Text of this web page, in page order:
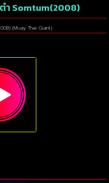
ำ Somtum(2008)
(Muay Thai Giant)